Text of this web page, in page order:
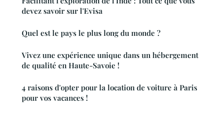
devez savoir sur l'Evisa
Quel est le pays le plus long du monde ?
Vivez une expérience unique dans un hébergement
de qualité en Haute-Savoie !
4 raisons d'opter pour la location de voiture à Paris
pour vos vacances !